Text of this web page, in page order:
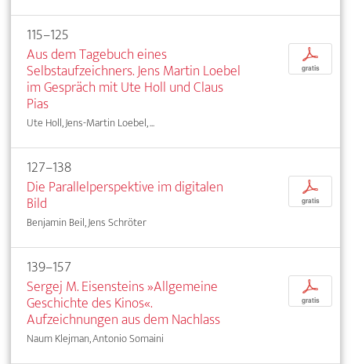
115–125
Aus dem Tagebuch eines
Selbstaufzeichners. Jens Martin Loebel
im Gespräch mit Ute Holl und Claus
Pias
Ute Holl, Jens-Martin Loebel, ...
p
gratis
127–138
Die Parallelperspektive im digitalen
Bild
Benjamin Beil, Jens Schröter
p
gratis
139–157
Sergej M. Eisensteins »Allgemeine
Geschichte des Kinos«.
Aufzeichnungen aus dem Nachlass
Naum Klejman, Antonio Somaini
p
gratis